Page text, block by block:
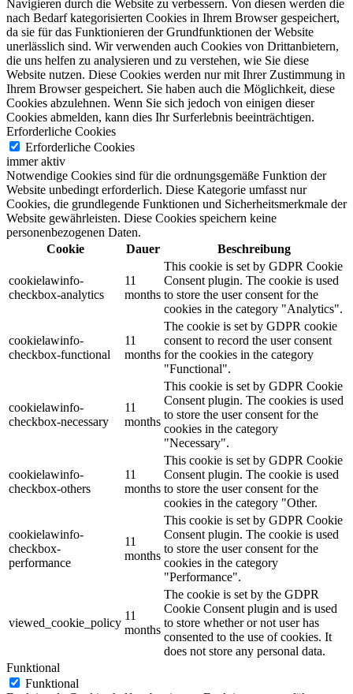
Navigieren durch die Website zu verbessern. Von diesen werden die
nach Bedarf kategorisierten Cookies in Ihrem Browser gespeichert,
da sie für das Funktionieren der Grundfunktionen der Website
unerlässlich sind. Wir verwenden auch Cookies von Drittanbietern,
die uns helfen zu analysieren und zu verstehen, wie Sie diese
Website nutzen. Diese Cookies werden nur mit Ihrer Zustimmung in
Ihrem Browser gespeichert. Sie haben auch die Möglichkeit, diese
Cookies abzulehnen. Wenn Sie sich jedoch von einigen dieser
Cookies abmelden, kann dies Ihr Surferlebnis beeinträchtigen.
Erforderliche Cookies
Erforderliche Cookies
immer aktiv
Notwendige Cookies sind für die ordnungsgemäße Funktion der
Website unbedingt erforderlich. Diese Kategorie umfasst nur
Cookies, die grundlegende Funktionen und Sicherheitsmerkmale der
Website gewährleisten. Diese Cookies speichern keine
personenbezogenen Daten.
Cookie
Dauer Beschreibung
cookielawinfo-
checkbox-analytics
11
months
This cookie is set by GDPR Cookie
Consent plugin. The cookie is used
to store the user consent for the
cookies in the category "Analytics".
cookielawinfo-
checkbox-functional
11
months
The cookie is set by GDPR cookie
consent to record the user consent
for the cookies in the category
"Functional".
cookielawinfo-
checkbox-necessary
11
months
This cookie is set by GDPR Cookie
Consent plugin. The cookies is used
to store the user consent for the
cookies in the category
"Necessary".
cookielawinfo-
checkbox-others
11
months
This cookie is set by GDPR Cookie
Consent plugin. The cookie is used
to store the user consent for the
cookies in the category "Other.
cookielawinfo-
checkbox-
performance
11
months
This cookie is set by GDPR Cookie
Consent plugin. The cookie is used
to store the user consent for the
cookies in the category
"Performance".
viewed_cookie_policy
11
months
The cookie is set by the GDPR
Cookie Consent plugin and is used
to store whether or not user has
consented to the use of cookies. It
does not store any personal data.
Funktional
Funktional